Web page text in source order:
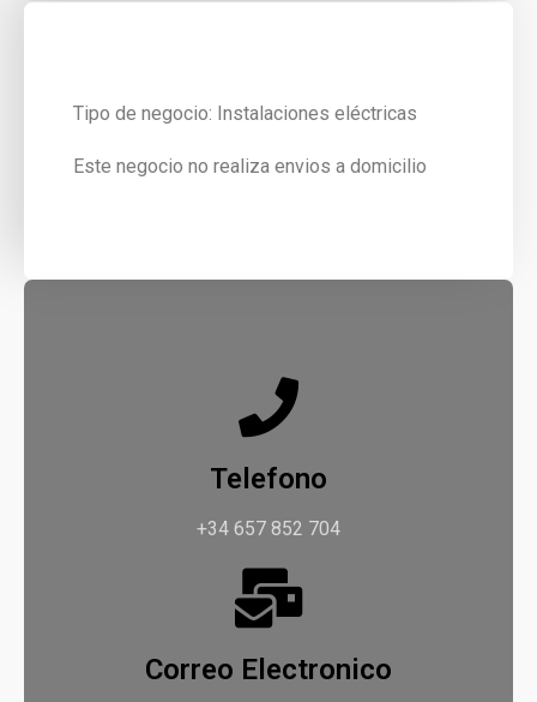
Tipo de negocio: Instalaciones eléctricas
Este negocio no realiza envios a domicilio
Telefono
+34 657 852 704
Correo Electronico